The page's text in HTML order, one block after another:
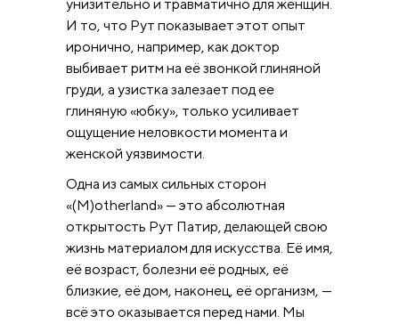
унизительно и травматично для женщин.
И то, что Рут показывает этот опыт
иронично, например, как доктор
выбивает ритм на её звонкой глиняной
груди, а узистка залезает под ее
глиняную «юбку», только усиливает
ощущение неловкости момента и
женской уязвимости.
Одна из самых сильных сторон
«(M)otherland» — это абсолютная
открытость Рут Патир, делающей свою
жизнь материалом для искусства. Её имя,
её возраст, болезни её родных, её
близкие, её дом, наконец, её организм, —
всё это оказывается перед нами. Мы